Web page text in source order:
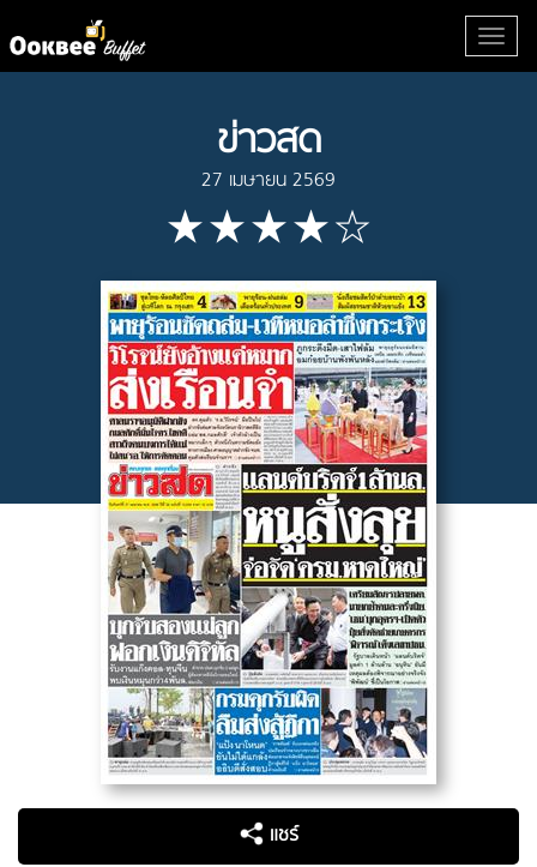
ข่าวสด
27 เมษายน 2569
แชร์